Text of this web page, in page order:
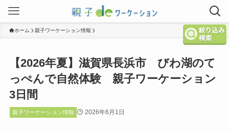
ホーム 親子ワーケーション情報
【2026年夏】滋賀県長浜市 びわ湖のて
っぺんで自然体験 親子ワーケーション
3日間
親子ワーケーション情報 2026年6月1日